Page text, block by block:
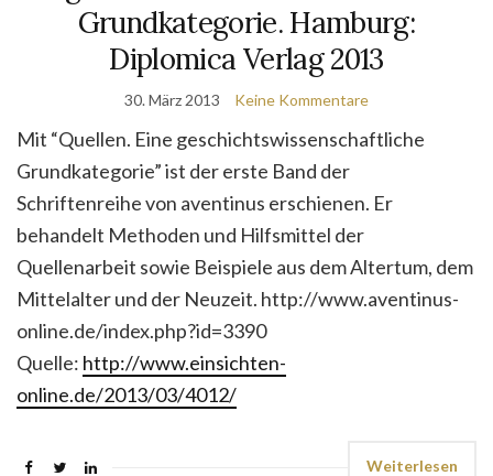
Grundkategorie. Hamburg:
Diplomica Verlag 2013
30. März 2013 Keine Kommentare
Mit “Quellen. Eine geschichtswissenschaftliche
Grundkategorie” ist der erste Band der
Schriftenreihe von aventinus erschienen. Er
behandelt Methoden und Hilfsmittel der
Quellenarbeit sowie Beispiele aus dem Altertum, dem
Mittelalter und der Neuzeit. http://www.aventinus-
online.de/index.php?id=3390
Quelle: http://www.einsichten-
online.de/2013/03/4012/
Weiterlesen